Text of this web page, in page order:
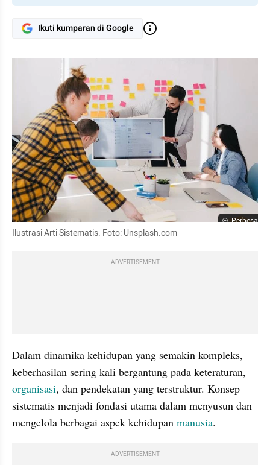
Ikuti kumparan di Google
Perbesar
Ilustrasi Arti Sistematis. Foto: Unsplash.com
ADVERTISEMENT
Dalam dinamika kehidupan yang semakin kompleks,
organisasi, dan pendekatan yang terstruktur. Konsep
sistematis menjadi fondasi utama dalam menyusun dan
mengelola berbagai aspek kehidupan manusia.
ADVERTISEMENT